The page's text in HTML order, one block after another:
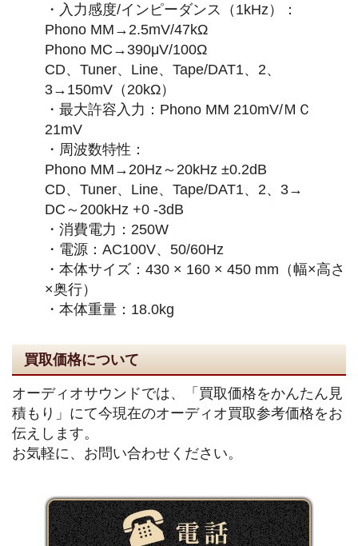
・入力感度/インピーダンス（1kHz）：
Phono MM→2.5mV/47kΩ
Phono MC→390μV/100Ω
CD、Tuner、Line、Tape/DAT1、2、
3→150mV（20kΩ）
・最大許容入力：Phono MM 210mV/ＭＣ
21mV
・周波数特性：
Phono MM→20Hz～20kHz ±0.2dB
CD、Tuner、Line、Tape/DAT1、2、3→
DC～200kHz +0 -3dB
・消費電力：250W
・電源：AC100V、50/60Hz
・本体サイズ：430 × 160 × 450 mm（幅×高さ
×奥行）
・本体重量：18.0kg
買取価格について
オーディオサウンドでは、「買取価格をかんたん見
積もり」にて今現在のオーディオ買取参考価格をお
伝えします。
お気軽に、お問い合わせください。